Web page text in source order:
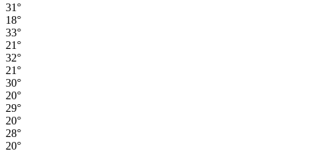
31°
18°
33°
21°
32°
21°
30°
20°
29°
20°
28°
20°